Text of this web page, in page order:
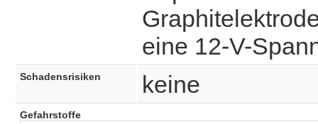
eine 12-V-
Schadensrisiken keine
Gefahrstoffe